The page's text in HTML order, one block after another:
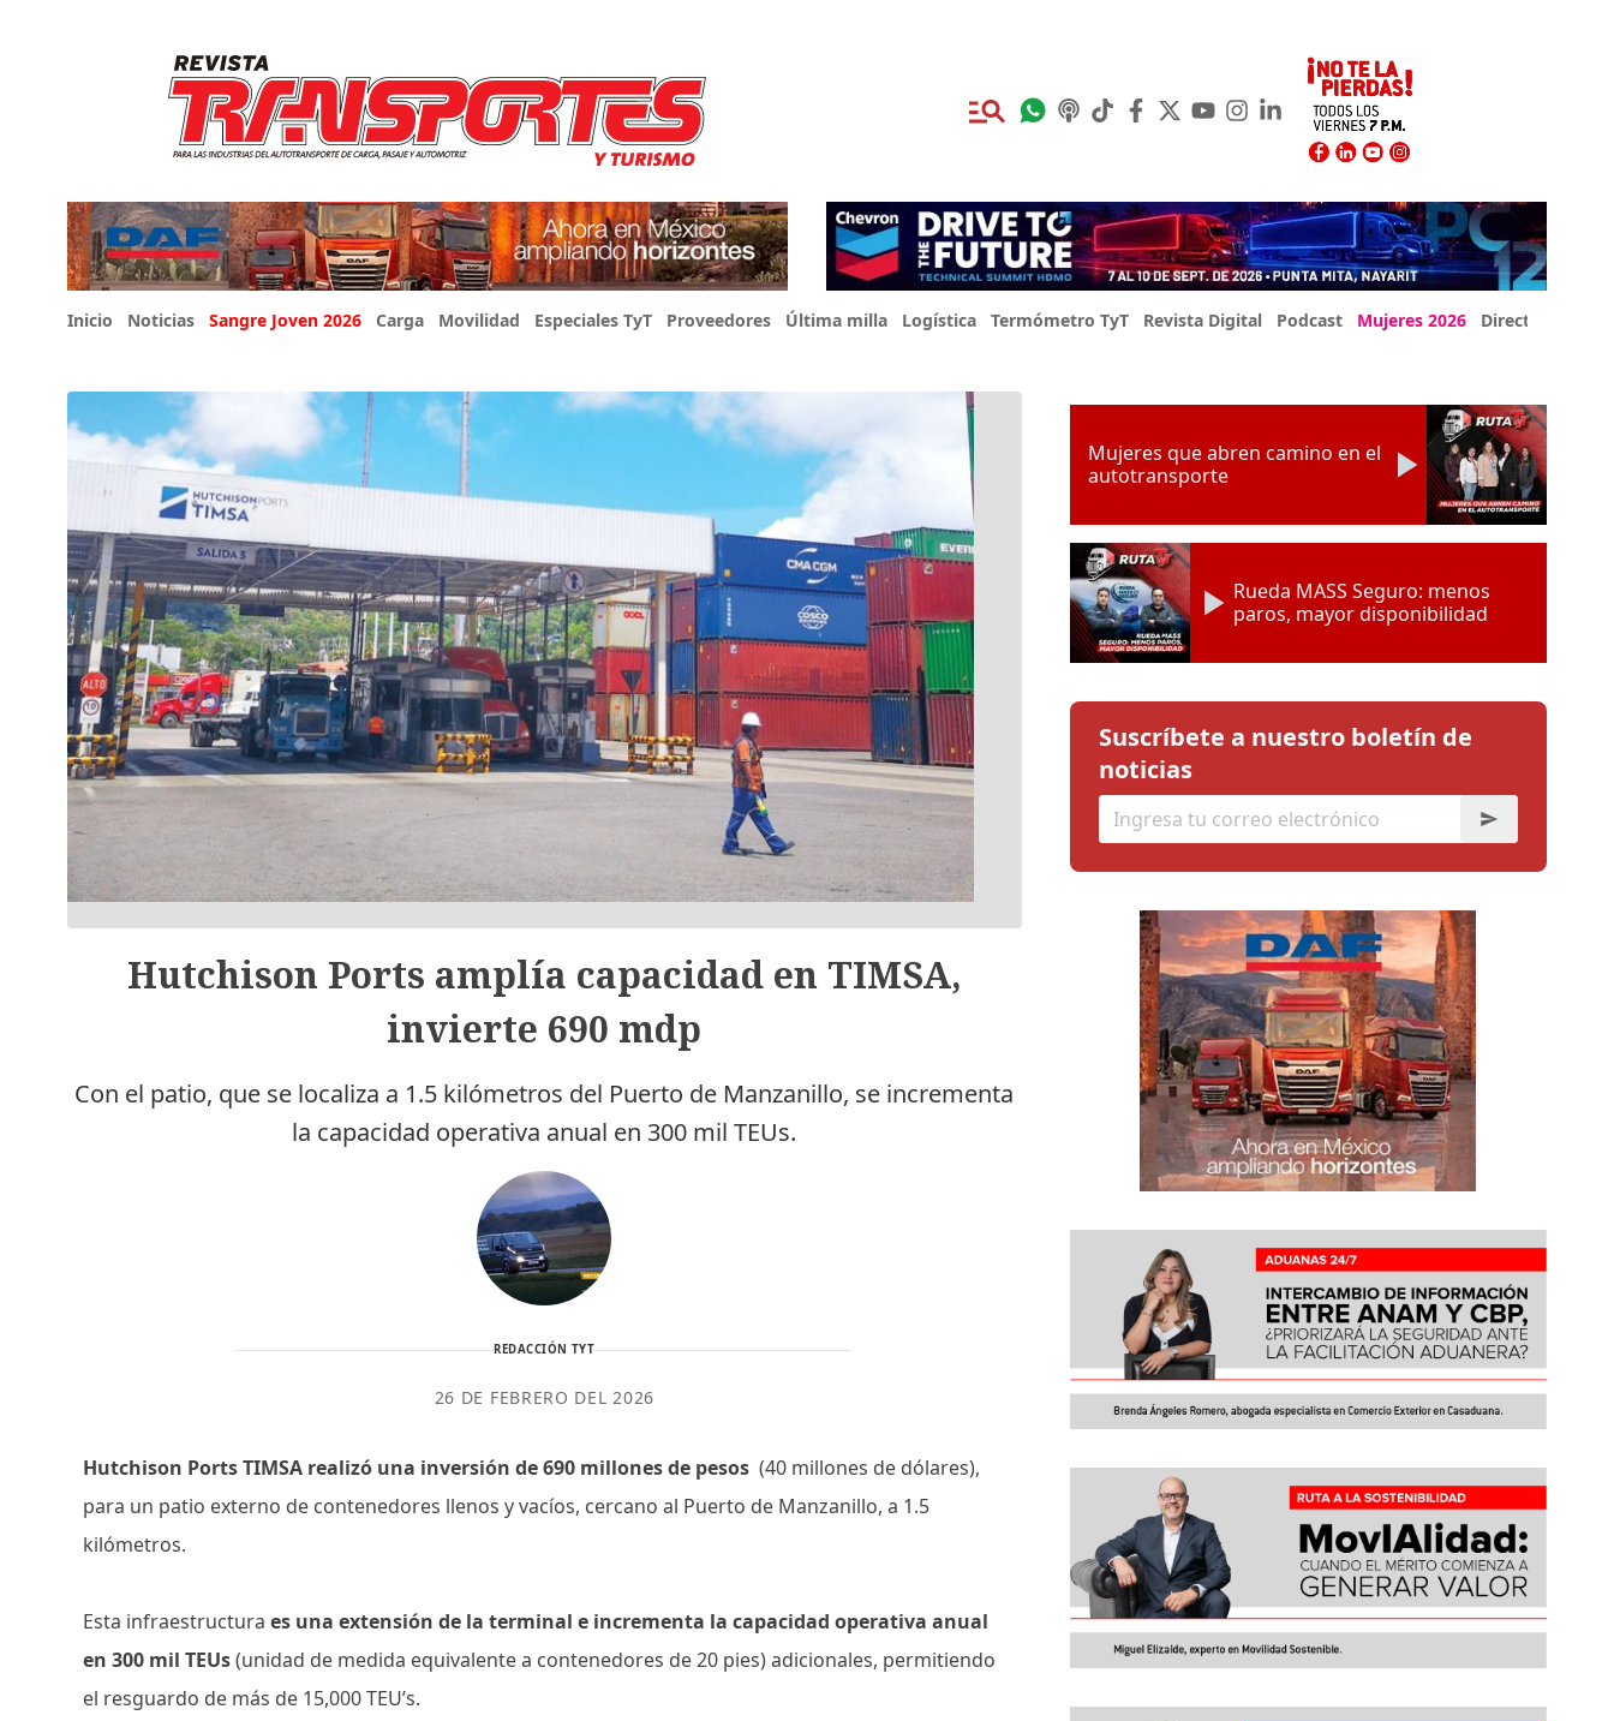
Inicio Noticias Sangre Joven 2026 Carga Movilidad Especiales TyT Proveedores Última milla Logística Termómetro TyT Revista Digital Podcast Mujeres 2026 Directorio Expo
Hutchison Ports amplía capacidad en TIMSA,
invierte 690 mdp
Con el patio, que se localiza a 1.5 kilómetros del Puerto de Manzanillo, se incrementa
la capacidad operativa anual en 300 mil TEUs.
REDACCIÓN TYT
26 DE FEBRERO DEL 2026
Hutchison Ports TIMSA realizó una inversión de 690 millones de pesos(40 millones de dólares),
para un patio externo de contenedores llenos y vacíos, cercano al Puerto de Manzanillo, a 1.5
kilómetros.
Esta infraestructuraes una extensión de la terminal e incrementa la capacidad operativa anual
en 300 mil TEUs(unidad de medida equivalente a contenedores de 20 pies) adicionales, permitiendo
el resguardo de más de 15,000 TEU’s.
Mujeres que abren camino en el
autotransporte
Rueda MASS Seguro: menos
paros, mayor disponibilidad
Suscríbete a nuestro boletín de
noticias